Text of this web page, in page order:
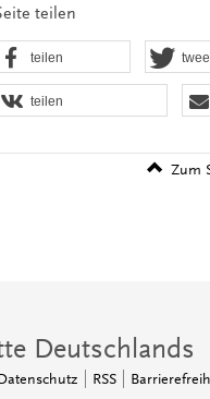
teilen
teilen
teilen
Zum
Deutschlands
RSS